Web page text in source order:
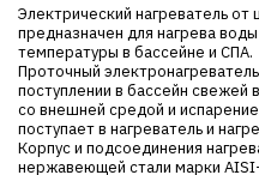
Электрический нагреватель
предназначен для нагрева
температуры в бассейне и СПА.
Проточный
поступлении в бассейн свежей
со внешней средой и
поступает в нагреватель и
Корпус и подсоединения
нержавеющей стали марки